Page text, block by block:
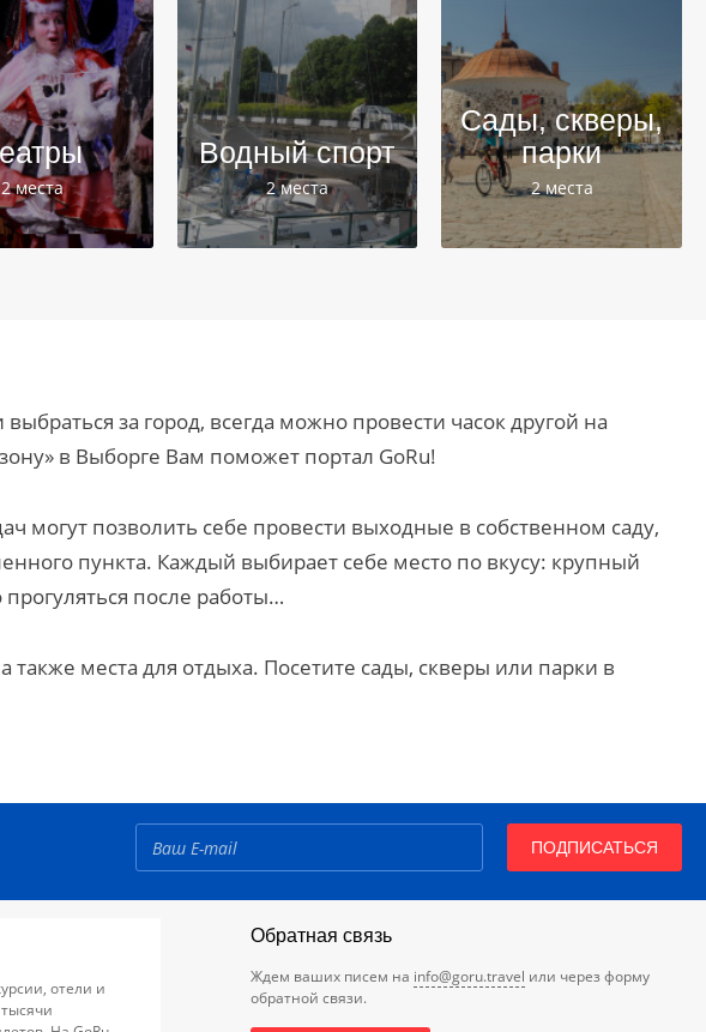
2 места
Водный спорт
2 места
Сады, скверы,
парки
2 места
за город, всегда можно провести часок другой на
в Выборге Вам поможет портал GoRu!
могут позволить себе провести выходные в собственном саду,
пункта. Каждый выбирает себе место по вкусу: крупный
после работы…
места для отдыха. Посетите сады, скверы или парки в
ПОДПИСАТЬСЯ
отели и
Обратная связь
Ждем ваших писем на info@goru.travel или через форму
обратной связи.